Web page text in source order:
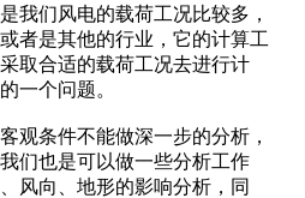
我们风电的载荷工况比较多，
者是其他的行业，它的计算工
取合适的载荷工况去进行计
一个问题。
条件不能做深一步的分析，
们也是可以做一些分析工作
风向、地形的影响分析，同